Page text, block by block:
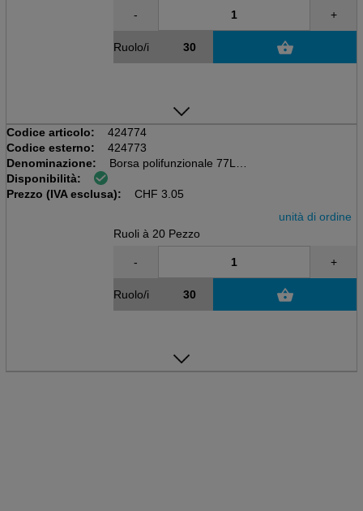
- +
Ruolo/i
Codice articolo:
424774
Codice esterno:
424773
Denominazione:
Borsa polifunzionale 77L
660x920mm, HDPE 12my, nastro PP
Disponibilità:
Prezzo (IVA esclusa):
CHF 3.05
unità di ordine
Ruoli à 20 Pezzo
- +
Ruolo/i